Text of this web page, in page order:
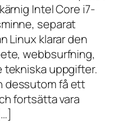
Intel Core i7-
separat
Linux klarar den
webbsurfning,
tekniska uppgifter.
dessutom få ett
fortsätta vara